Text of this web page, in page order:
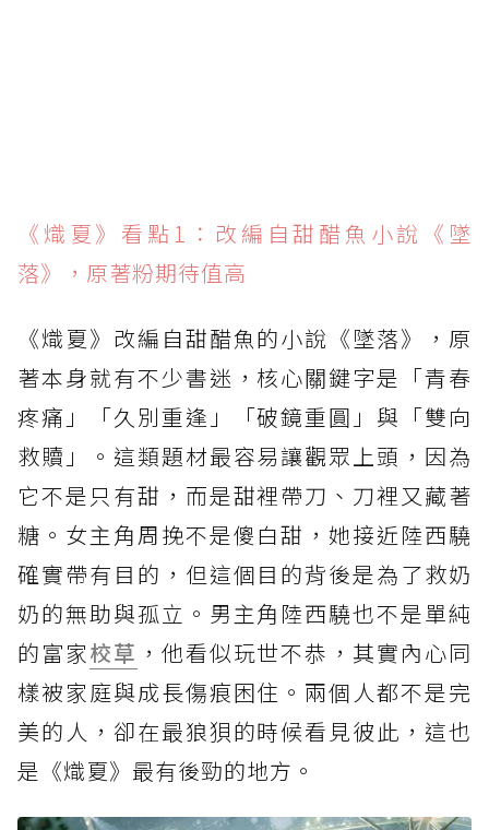
《熾夏》看點1：改編自甜醋魚小說《墜
落》，原著粉期待值高
《熾夏》改編自甜醋魚的小說《墜落》，原
著本身就有不少書迷，核心關鍵字是「青春
疼痛」「久別重逢」「破鏡重圓」與「雙向
救贖」。這類題材最容易讓觀眾上頭，因為
它不是只有甜，而是甜裡帶刀、刀裡又藏著
糖。女主角周挽不是傻白甜，她接近陸西驍
確實帶有目的，但這個目的背後是為了救奶
奶的無助與孤立。男主角陸西驍也不是單純
的富家校草 ，他看似玩世不恭，其實內心同
樣被家庭與成長傷痕困住。兩個人都不是完
美的人，卻在最狼狽的時候看見彼此，這也
是《熾夏》最有後勁的地方。